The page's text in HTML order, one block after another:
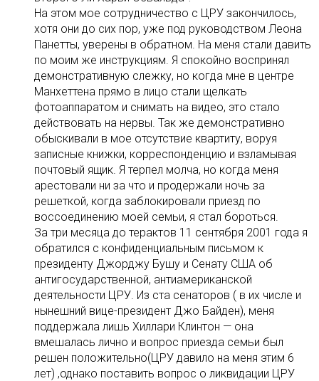
Hа этом мое сотрудничество с ЦРУ закончилось,
хотя они до сих пор, уже под руководством Леона
Панетты, уверены в обратном. На меня стали давить
по моим же инструкциям. Я спокойно воспринял
демонстративную слежку, но когда мне в центре
Манхеттена прямо в лицо стали щелкать
фотоаппаратом и снимать на видео, это стало
действовать на нервы. Так же демонстративно
обыскивали в мое отсутствие квартиту, воруя
записные книжки, корреспонденцию и взламывая
почтовый ящик. Я терпел молча, но когда меня
арестовали ни за что и продержали ночь за
решеткой, когда заблокировали приезд по
воссоединению моей семьи, я стал бороться.
За три месяца до терактов 11 сентября 2001 года я
обратился с конфиденциальным письмом к
президенту Джорджу Бушу и Сенату США об
антигосударственной, антиамериканской
деятельности ЦРУ. Из ста сенаторов ( в их числе и
нынешний вице-президент Джо Байден), меня
поддержала лишь Хиллари Клинтон — она
вмешалась лично и вопрос приезда семьи был
решен положительно(ЦРУ давило на меня этим 6
лет) ,однако поставить вопрос о ликвидации ЦРУ